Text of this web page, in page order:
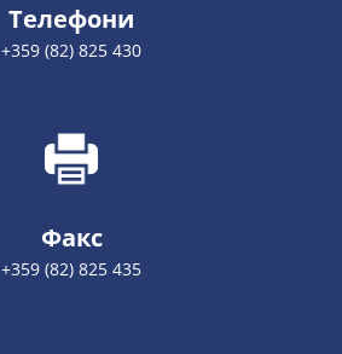
Телефони
+359 (82) 825 430
Факс
+359 (82) 825 435